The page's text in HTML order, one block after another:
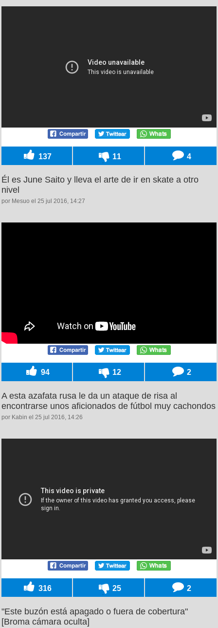
137 11 4
Él es June Saito y lleva el arte de ir en skate a otro
nivel
por Mesuo el 25 jul 2016, 14:27
94 12 2
A esta azafata rusa le da un ataque de risa al
encontrarse unos aficionados de fútbol muy cachondos
por Kabin el 25 jul 2016, 14:26
316 25 2
"Este buzón está apagado o fuera de cobertura"
[Broma cámara oculta]